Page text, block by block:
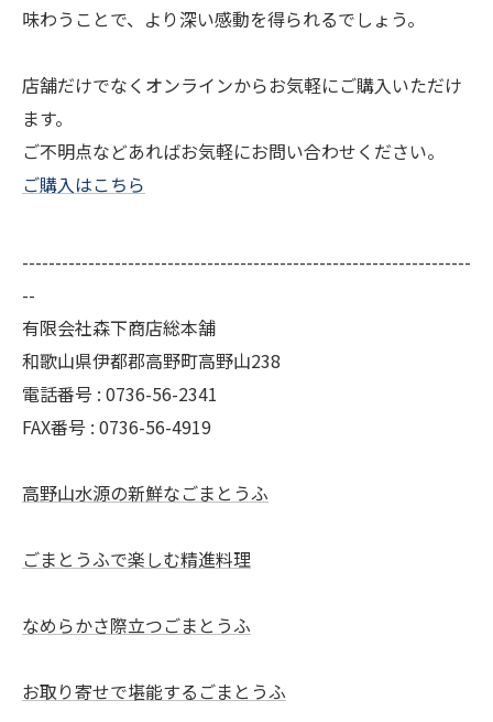
味わうことで、より深い感動を得られるでしょう。
店舗だけでなくオンラインからお気軽にご購入いただけ
ます。
ご不明点などあればお気軽にお問い合わせください。
ご購入はこちら
--------------------------------------------------------------------
--
有限会社森下商店総本舗
和歌山県伊都郡高野町高野山238
電話番号 : 0736-56-2341
FAX番号 : 0736-56-4919
高野山水源の新鮮なごまとうふ
ごまとうふで楽しむ精進料理
なめらかさ際立つごまとうふ
お取り寄せで堪能するごまとうふ